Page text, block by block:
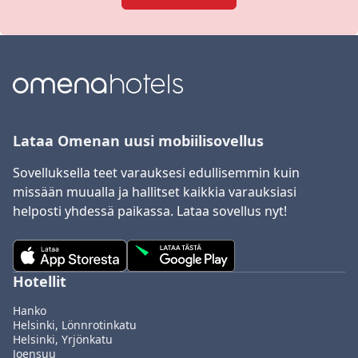
Lataa Omenan uusi mobiilisovellus
Sovelluksella teet varauksesi edullisemmin kuin
missään muualla ja hallitset kaikkia varauksiasi
helposti yhdessä paikassa. Lataa sovellus nyt!
Hotellit
Hanko
Helsinki, Lönnrotinkatu
Helsinki, Yrjönkatu
Joensuu